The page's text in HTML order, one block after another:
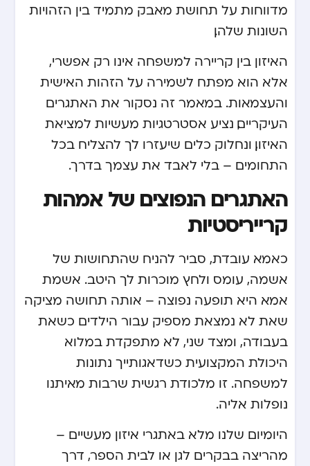
מדווחות על תחושת מאבק מתמיד בין הזהויות
השונות שלהן.
האיזון בין קריירה למשפחה אינו רק אפשרי,
אלא הוא מפתח לשמירה על הזהות האישית
והעצמאות. במאמר זה נסקור את האתגרים
העיקריים, נציע אסטרטגיות מעשיות למציאת
האיזון, ונחלוק כלים שיעזרו לך להצליח בכל
התחומים – בלי לאבד את עצמך בדרך.
האתגרים הנפוצים של אמהות
קרייריסטיות
כאמא עובדת, סביר להניח שהתחושות של
אשמה, עומס ולחץ מוכרות לך היטב. אשמת
אמא היא תופעה נפוצה – אותה תחושה מציקה
שאת לא נמצאת מספיק עבור הילדים כשאת
בעבודה, ומצד שני, לא מתפקדת במלוא
היכולת המקצועית כשדאגותייך נתונות
למשפחה. זו מלכודת רגשית שרבות מאיתנו
נופלות אליה.
היומיום שלנו מלא באתגרי איזון מעשיים –
מהריצה בבקרים לגן או לבית הספר, דרך